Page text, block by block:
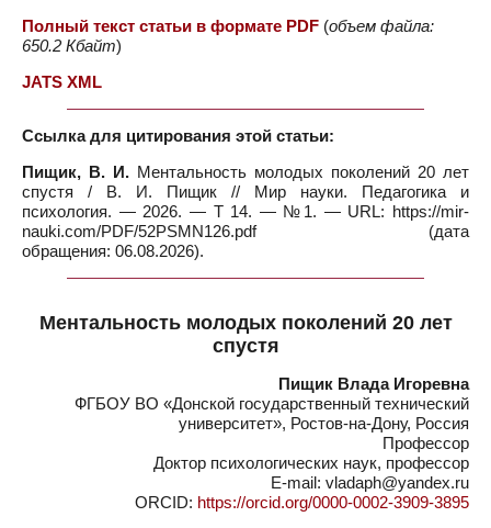
Полный текст статьи в формате PDF (объем файла:
650.2 Кбайт)
JATS XML
Ссылка для цитирования этой статьи:
Пищик, В. И. Ментальность молодых поколений 20 лет
спустя / В. И. Пищик // Мир науки. Педагогика и
психология. — 2026. — Т 14. — №1. — URL: https://mir-
nauki.com/PDF/52PSMN126.pdf (дата
обращения: 06.08.2026).
Ментальность молодых поколений 20 лет
спустя
Пищик Влада Игоревна
ФГБОУ ВО «Донской государственный технический
университет», Ростов-на-Дону, Россия
Профессор
Доктор психологических наук, профессор
E-mail: vladaph@yandex.ru
ORCID: https://orcid.org/0000-0002-3909-3895